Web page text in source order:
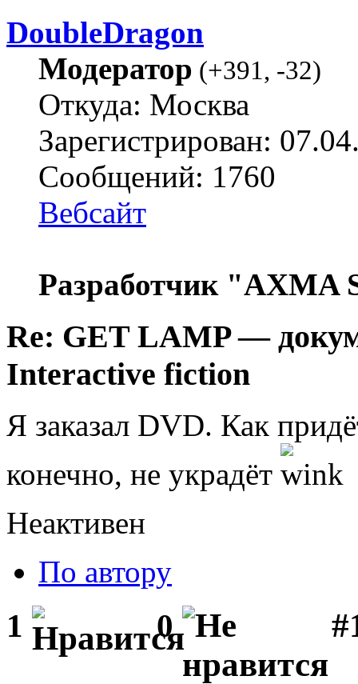
DoubleDragon
Модератор (+391, -32)
Откуда: Москва
Зарегистрирован:
Сообщений: 1760
Вебсайт
Разработчик "AXMA
Re: GET LAMP —
Interactive fiction
Я заказал DVD. Как
конечно, не украдёт
Неактивен
По автору
1 0